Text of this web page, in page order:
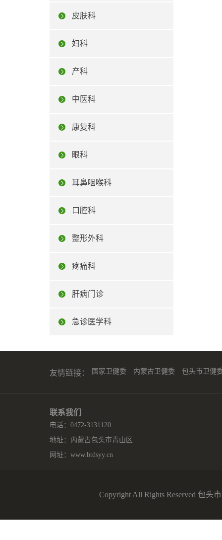
皮肤科
妇科
产科
中医科
康复科
眼科
耳鼻咽喉科
口腔科
整形外科
疼痛科
肝病门诊
急诊医学科
友情链接： 国家卫健委 内蒙古卫健委 包头市卫健
联系我们
电话：0472-3131120
地址：内蒙古包头市青山区
网址： www.btdsyy.cn
Copyright All Rights Reserved 包头